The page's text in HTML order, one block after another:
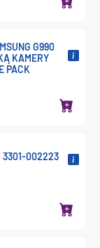
G990
KAMERY
PACK
3301-002223